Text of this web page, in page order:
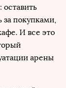
за покупками,
И все это
арены